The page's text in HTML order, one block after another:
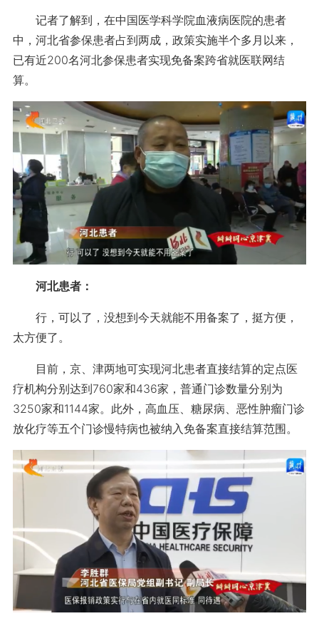
记者了解到，在中国医学科学院血液病医院的患者
中，河北省参保患者占到两成，政策实施半个多月以来，
已有近200名河北参保患者实现免备案跨省就医联网结
算。
河北患者：
行，可以了，没想到今天就能不用备案了，挺方便，
太方便了。
目前，京、津两地可实现河北患者直接结算的定点医
疗机构分别达到760家和436家，普通门诊数量分别为
3250家和1144家。此外，高血压、糖尿病、恶性肿瘤门诊
放化疗等五个门诊慢特病也被纳入免备案直接结算范围。